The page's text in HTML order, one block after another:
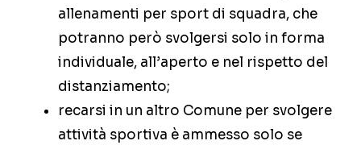
allenamenti per sport di squadra, che
potranno però svolgersi solo in forma
individuale, all’aperto e nel rispetto del
distanziamento;
recarsi in un altro Comune per svolgere
attività sportiva è ammesso solo se